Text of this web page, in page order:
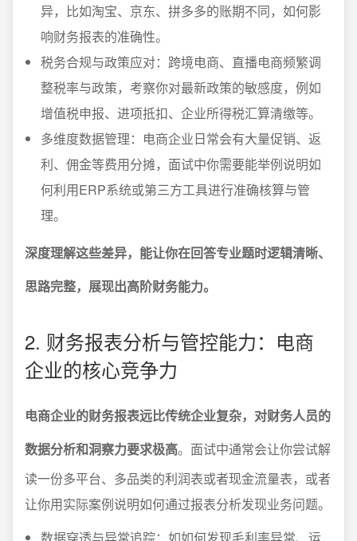
异，比如淘宝、京东、拼多多的账期不同，如何影
响财务报表的准确性。
税务合规与政策应对：跨境电商、直播电商频繁调
整税率与政策，考察你对最新政策的敏感度，例如
增值税申报、进项抵扣、企业所得税汇算清缴等。
多维度数据管理：电商企业日常会有大量促销、返
利、佣金等费用分摊，面试中你需要能举例说明如
何利用ERP系统或第三方工具进行准确核算与管
理。
深度理解这些差异，能让你在回答专业题时逻辑清晰、
思路完整，展现出高阶财务能力。
2. 财务报表分析与管控能力：电商
企业的核心竞争力
电商企业的财务报表远比传统企业复杂，对财务人员的
数据分析和洞察力要求极高。面试中通常会让你尝试解
读一份多平台、多品类的利润表或者现金流量表，或者
让你用实际案例说明如何通过报表分析发现业务问题。